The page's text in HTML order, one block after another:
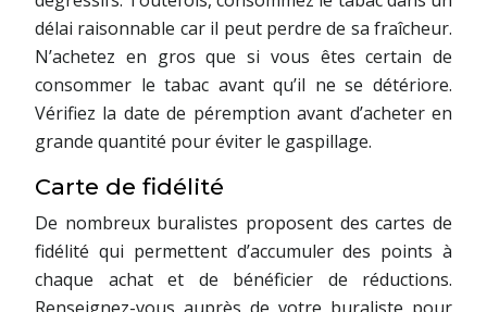
délai raisonnable car il peut perdre de sa fraîcheur.
N’achetez en gros que si vous êtes certain de
consommer le tabac avant qu’il ne se détériore.
Vérifiez la date de péremption avant d’acheter en
grande quantité pour éviter le gaspillage.
Carte de fidélité
De nombreux buralistes proposent des cartes de
fidélité qui permettent d’accumuler des points à
chaque achat et de bénéficier de réductions.